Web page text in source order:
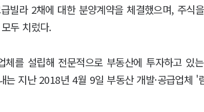
빌라 2채에 대한 분양계약을 체결했으며, 주식
두 치렀다.
체를 설립해 전문적으로 부동산에 투자하고 있
는 지난 2018년 4월 9일 부동산 개발·공급업체 '